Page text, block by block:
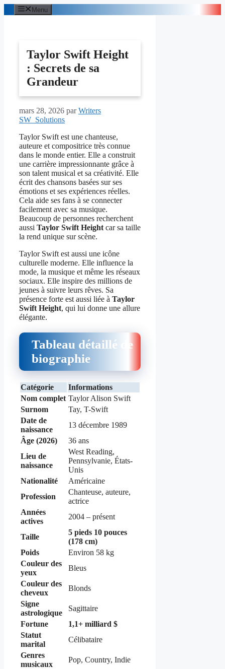
Aller
au
Menu
Taylor Swift Height
: Secrets de sa
Grandeur
mars 28, 2026 parWriters
SW_Solutions
Taylor Swift est une chanteuse,
auteure et compositrice très connue
dans le monde entier. Elle a construit
une carrière impressionnante grâce à
son talent musical et sa créativité. Elle
écrit des chansons basées sur ses
émotions et ses expériences réelles.
Cela aide ses fans à se connecter
facilement avec sa musique.
Beaucoup de personnes recherchent
aussi Taylor Swift Height car sa taille
la rend unique sur scène.
Taylor Swift est aussi une icône
culturelle moderne. Elle influence la
mode, la musique et même les réseaux
sociaux. Elle inspire des millions de
jeunes à suivre leurs rêves. Sa
présence forte est aussi liée à Taylor
Swift Height, qui lui donne une allure
élégante.
Tableau détaillé de
biographie
Catégorie
Informations
Nom complet Taylor Alison Swift
Surnom
Tay, T-Swift
Date de
naissance
13 décembre 1989
Âge (2026)
36 ans
Lieu de
naissance
West Reading,
Pennsylvanie, États-
Unis
Nationalité
Américaine
Profession
Chanteuse, auteure,
actrice
Années
actives
2004 – présent
Taille
5 pieds 10 pouces
(178 cm)
Poids
Environ 58 kg
Couleur des
yeux
Bleus
Couleur des
cheveux
Blonds
Signe
astrologique
Sagittaire
Fortune
1,1+ milliard $
Statut
marital
Célibataire
Genres
musicaux
Pop, Country, Indie